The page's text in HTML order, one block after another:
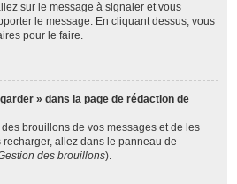
sur le message à signaler et vous
le message. En cliquant dessus, vous
pour le faire.
» dans la page de rédaction de
des brouillons de vos messages et de les
allez dans le panneau de
des brouillons).